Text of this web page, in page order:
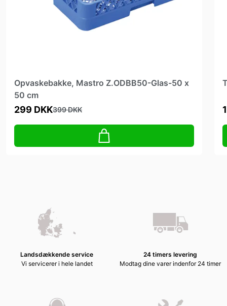
Opvaskebakke, Mastro Z.ODBB50-Glas-50 x
50 cm
299 DKK399 DKK
Landsdækkende service
Vi servicerer i hele landet
24 timers levering
Modtag dine varer indenfor 24 timer